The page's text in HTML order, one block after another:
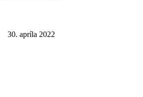
30. apríla 2022